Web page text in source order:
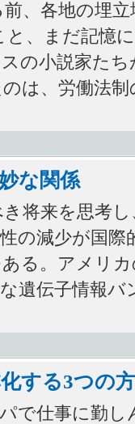
、各地の埋
、まだ記憶
の小説家た
は、労働法
な関係
将来を思考
の減少が国
る。アメリ
遺伝子情報
する3つの
で仕事に勤し